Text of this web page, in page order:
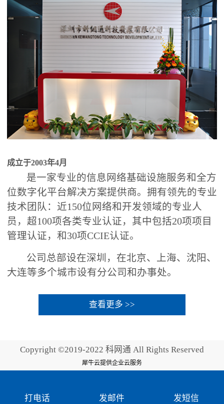
成立于2003年4月
是一家专业的信息网络基础设施服务和全方
位数字化平台解决方案提供商。拥有领先的专业
技术团队：近150位网络和开发领域的专业人
员，超100项各类专业认证，其中包括20项项目
管理认证，和30项CCIE认证。
公司总部设在深圳，在北京、上海、沈阳、
大连等多个城市设有分公司和办事处。
查看更多 >>
Copyright ©2019-2022 科网通 All Rights Reserved
犀牛云提供企业云服务
打电话 发邮件 发短信